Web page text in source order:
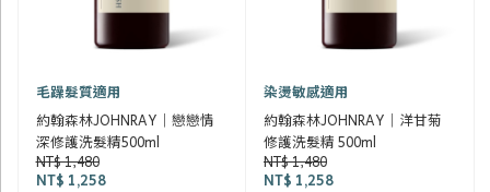
毛躁髮質適用
約翰森林JOHNRAY｜戀戀情
深修護洗髮精500ml
NT$ 1,480
NT$ 1,258
染燙敏感適用
約翰森林JOHNRAY｜洋甘菊
修護洗髮精 500ml
NT$ 1,480
NT$ 1,258